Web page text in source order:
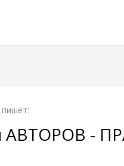
пишет:
АВТОРОВ -